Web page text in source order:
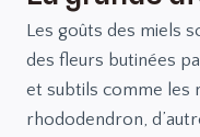
Les goûts des miels
des fleurs butinées
et subtils comme les
rhododendron,